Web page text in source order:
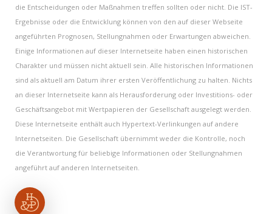
die Entscheidungen oder Maßnahmen treffen sollten oder nicht. Die IST-
Ergebnisse oder die Entwicklung können von den auf dieser Webseite
angeführten Prognosen, Stellungnahmen oder Erwartungen abweichen.
Einige Informationen auf dieser Internetseite haben einen historischen
Charakter und müssen nicht aktuell sein. Alle historischen Informationen
sind als aktuell am Datum ihrer ersten Veröffentlichung zu halten. Nichts
an dieser Internetseite kann als Herausforderung oder Investitions- oder
Geschäftsangebot mit Wertpapieren der Gesellschaft ausgelegt werden.
Diese Internetseite enthält auch Hypertext-Verlinkungen auf andere
Internetseiten. Die Gesellschaft übernimmt weder die Kontrolle, noch
die Verantwortung für beliebige Informationen oder Stellungnahmen
angeführt auf anderen Internetseiten.